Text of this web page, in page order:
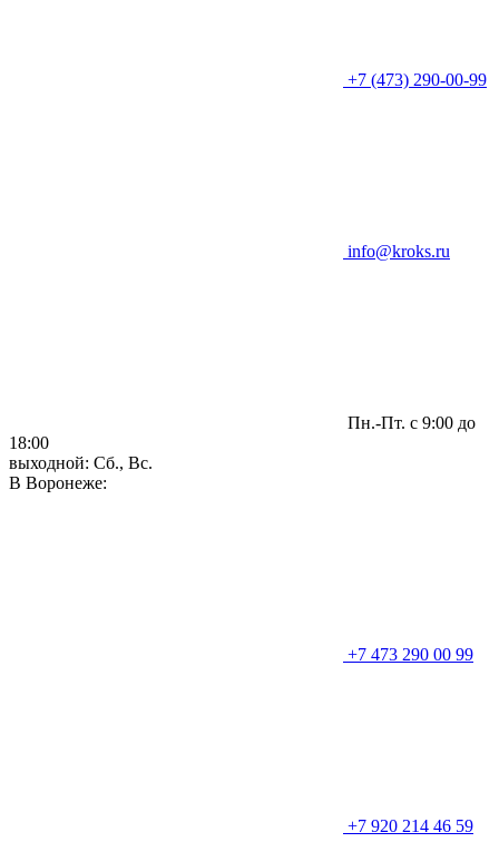
+7 (473) 290-00-99
info@kroks.ru
Пн.-Пт. с 9:00 до
18:00
выходной: Сб., Вс.
В Воронеже:
+7 473 290 00 99
+7 920 214 46 59